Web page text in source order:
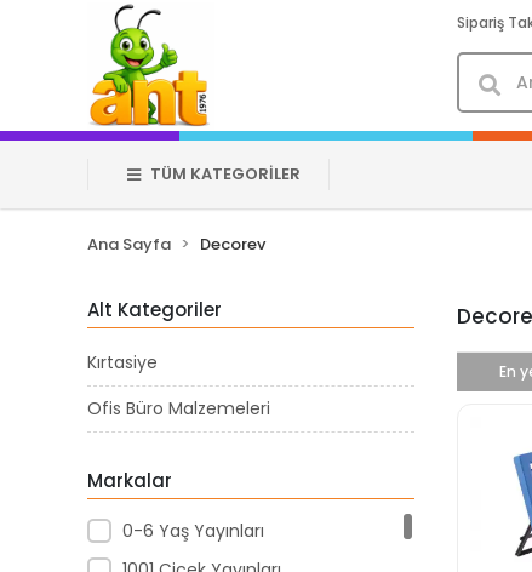
Sipariş
TÜM KATEGORİLER
Ana Sayfa Decorev
Alt Kategoriler
Kırtasiye
Ofis Büro Malzemeleri
Markalar
0-6 Yaş Yayınları
En